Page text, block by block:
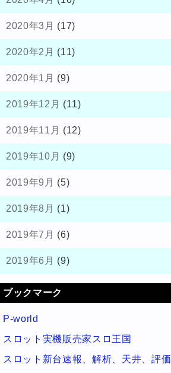
2020年3月 (17)
2020年2月 (11)
2020年1月 (9)
2019年12月 (11)
2019年11月 (12)
2019年10月 (9)
2019年9月 (5)
2019年8月 (1)
2019年7月 (6)
2019年6月 (9)
ブックマーク
P-world
スロット実機販売家スロ王国
スロット新台速報、解析、天井、評価